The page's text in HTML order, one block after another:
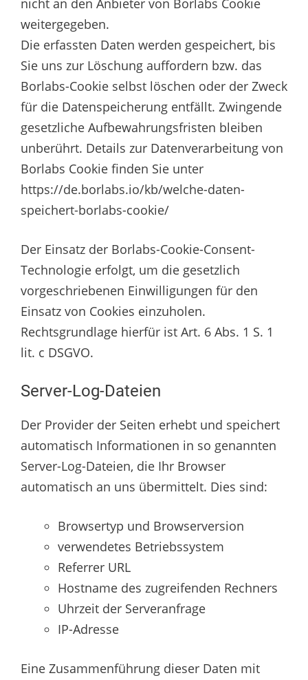
nicht an den Anbieter von Borlabs Cookie
weitergegeben.
Die erfassten Daten werden gespeichert, bis
Sie uns zur Löschung auffordern bzw. das
Borlabs-Cookie selbst löschen oder der Zweck
für die Datenspeicherung entfällt. Zwingende
gesetzliche Aufbewahrungsfristen bleiben
unberührt. Details zur Datenverarbeitung von
Borlabs Cookie finden Sie unter
https://de.borlabs.io/kb/welche-daten-
speichert-borlabs-cookie/
Der Einsatz der Borlabs-Cookie-Consent-
Technologie erfolgt, um die gesetzlich
vorgeschriebenen Einwilligungen für den
Einsatz von Cookies einzuholen.
Rechtsgrundlage hierfür ist Art. 6 Abs. 1 S. 1
lit. c DSGVO.
Server-Log-Dateien
Der Provider der Seiten erhebt und speichert
automatisch Informationen in so genannten
Server-Log-Dateien, die Ihr Browser
automatisch an uns übermittelt. Dies sind:
Browsertyp und Browserversion
verwendetes Betriebssystem
Referrer URL
Hostname des zugreifenden Rechners
Uhrzeit der Serveranfrage
IP-Adresse
Eine Zusammenführung dieser Daten mit